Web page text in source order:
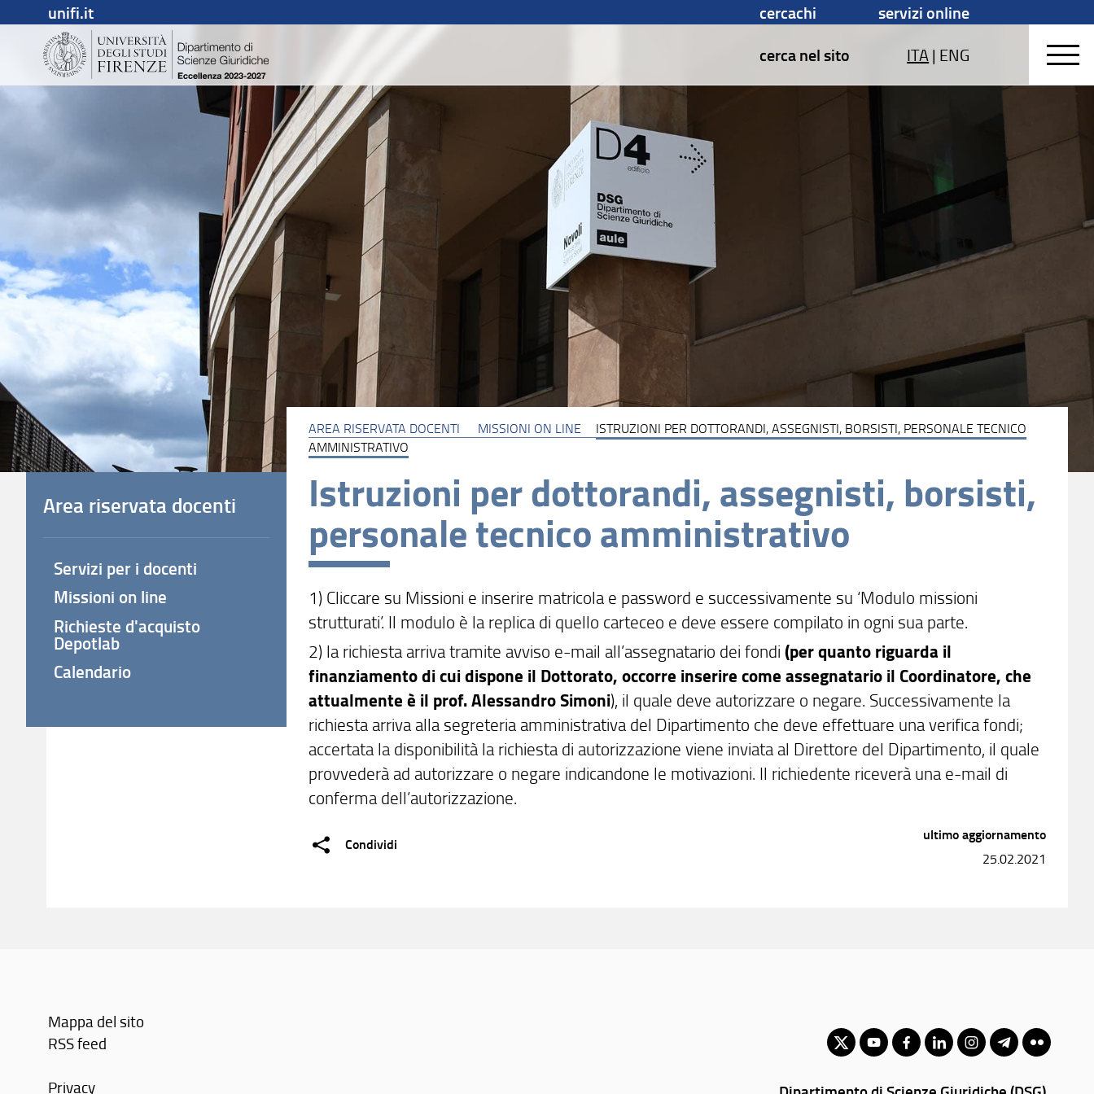
unifi.it cercachi
servizi online
cerca nel sito
ITA| ENG
AREA RISERVATA DOCENTI MISSIONI ON LINE
ISTRUZIONI PER DOTTORANDI, ASSEGNISTI, BORSISTI, PERSONALE TECNICO
AMMINISTRATIVO
Istruzioni per dottorandi, assegnisti, borsisti,
personale tecnico amministrativo
1) Cliccare su Missioni e inserire matricola e password e successivamente su ‘Modulo missioni
strutturati’. Il modulo è la replica di quello carteceo e deve essere compilato in ogni sua parte.
2) la richiesta arriva tramite avviso e-mail all’assegnatario dei fondi(per quanto riguarda il
finanziamento di cui dispone il Dottorato, occorre inserire come assegnatario il Coordinatore, che
attualmente è il prof. Alessandro Simoni), il quale deve autorizzare o negare. Successivamente la
richiesta arriva alla segreteria amministrativa del Dipartimento che deve effettuare una verifica fondi;
accertata la disponibilità la richiesta di autorizzazione viene inviata al Direttore del Dipartimento, il quale
provvederà ad autorizzare o negare indicandone le motivazioni. Il richiedente riceverà una e-mail di
conferma dell’autorizzazione.
Condividi
Area riservata docenti
Servizi per i docenti
Missioni on line
Richieste d'acquisto
Depotlab
Calendario
ultimo aggiornamento
25.02.2021
Mappa del sito
RSS feed
Privacy